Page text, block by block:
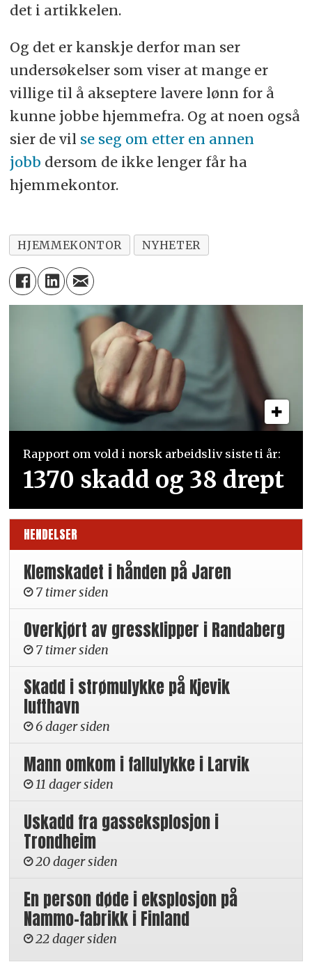
det i artikkelen.
Og det er kanskje derfor man ser
undersøkelser som viser at mange er
villige til å akseptere lavere lønn for å
kunne jobbe hjemmefra. Og at noen også
sier de vil se seg om etter en annen
jobb dersom de ikke lenger får ha
hjemmekontor.
HJEMMEKONTOR NYHETER
Rapport om vold i norsk arbeidsliv siste ti år:
1370 skadd og 38 drept
HENDELSER
Klemskadet i hånden på Jaren
7 timer siden
Overkjørt av gressklipper i Randaberg
7 timer siden
Skadd i strømulykke på Kjevik
lufthavn
6 dager siden
Mann omkom i fallulykke i Larvik
11 dager siden
Uskadd fra gasseksplosjon i
Trondheim
20 dager siden
En person døde i eksplosjon på
Nammo-fabrikk i Finland
22 dager siden